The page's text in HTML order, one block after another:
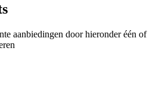
aanbiedingen door hieronder één of